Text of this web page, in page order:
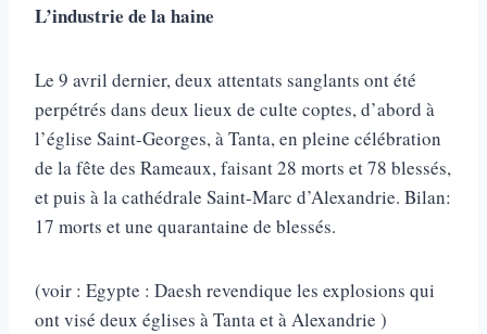
L’industrie de la haine
Le 9 avril dernier, deux attentats sanglants ont été
perpétrés dans deux lieux de culte coptes, d’abord à
l’église Saint-Georges, à Tanta, en pleine célébration
de la fête des Rameaux, faisant 28 morts et 78 blessés,
et puis à la cathédrale Saint-Marc d’Alexandrie. Bilan:
17 morts et une quarantaine de blessés.
(voir : Egypte : Daesh revendique les explosions qui
ont visé deux églises à Tanta et à Alexandrie )